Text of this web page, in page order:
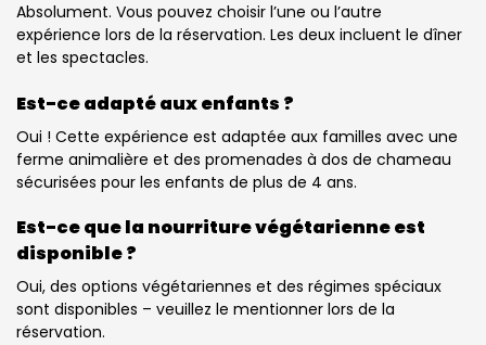
Absolument. Vous pouvez choisir l’une ou l’autre
expérience lors de la réservation. Les deux incluent le dîner
et les spectacles.
Est-ce adapté aux enfants ?
Oui ! Cette expérience est adaptée aux familles avec une
ferme animalière et des promenades à dos de chameau
sécurisées pour les enfants de plus de 4 ans.
Est-ce que la nourriture végétarienne est
disponible ?
Oui, des options végétariennes et des régimes spéciaux
sont disponibles – veuillez le mentionner lors de la
réservation.